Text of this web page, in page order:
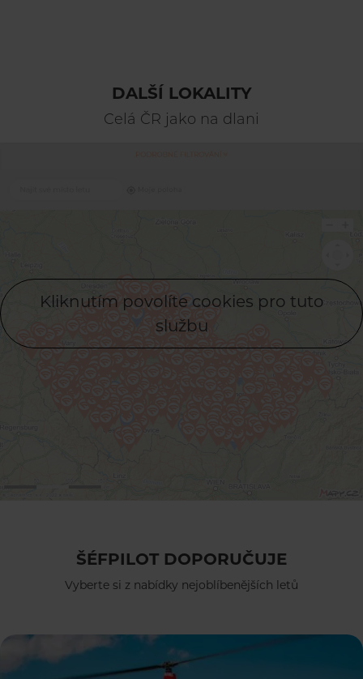
DALŠÍ LOKALITY
Celá ČR jako na dlani
Kliknutím povolíte cookies pro tuto
službu
ŠÉFPILOT DOPORUČUJE
Vyberte si z nabídky nejoblíbenějších letů